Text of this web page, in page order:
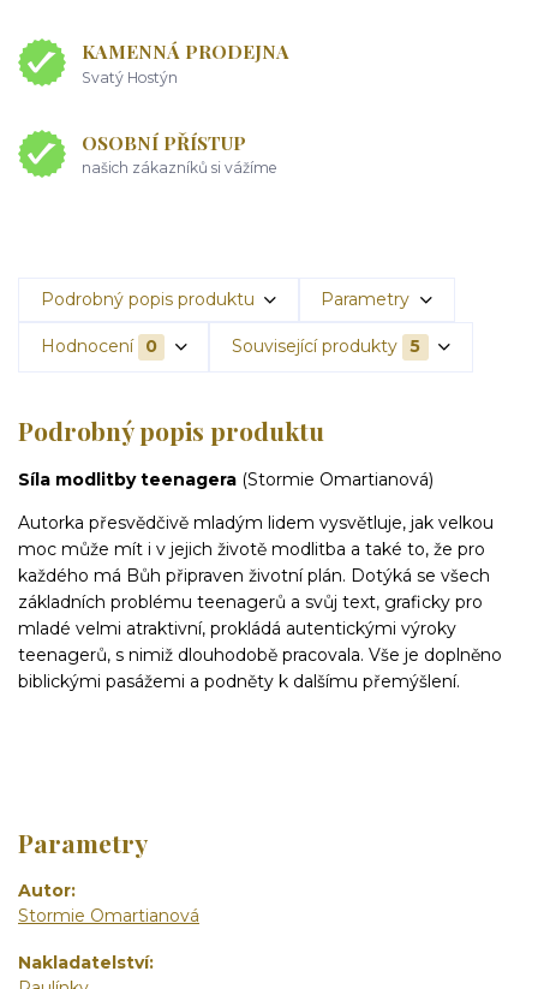
KAMENNÁ PRODEJNA
Svatý Hostýn
OSOBNÍ PŘÍSTUP
našich zákazníků si vážíme
Podrobný popis produktu Parametry
Hodnocení 0 Související produkty 5
Podrobný popis produktu
Síla modlitby teenagera (Stormie Omartianová)
Autorka přesvědčivě mladým lidem vysvětluje, jak velkou
moc může mít i v jejich životě modlitba a také to, že pro
každého má Bůh připraven životní plán. Dotýká se všech
základních problému teenagerů a svůj text, graficky pro
mladé velmi atraktivní, prokládá autentickými výroky
teenagerů, s nimiž dlouhodobě pracovala. Vše je doplněno
biblickými pasážemi a podněty k dalšímu přemýšlení.
Parametry
Autor
Stormie Omartianová
Nakladatelství